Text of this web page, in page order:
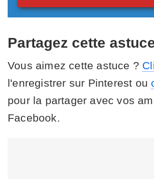
Partagez cette
Vous aimez cette astuce ?
l'enregistrer sur Pinterest ou
pour la partager avec vos
Facebook.